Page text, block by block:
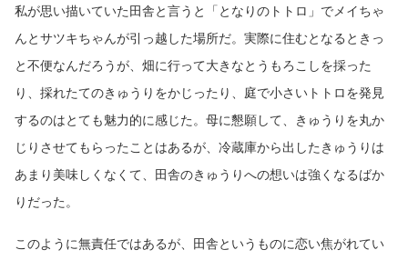
私が思い描いていた田舎と言うと「となりのトトロ」でメイちゃ
んとサツキちゃんが引っ越した場所だ。実際に住むとなるときっ
と不便なんだろうが、畑に行って大きなとうもろこしを採った
り、採れたてのきゅうりをかじったり、庭で小さいトトロを発見
するのはとても魅力的に感じた。母に懇願して、きゅうりを丸か
じりさせてもらったことはあるが、冷蔵庫から出したきゅうりは
あまり美味しくなくて、田舎のきゅうりへの想いは強くなるばか
りだった。
このように無責任ではあるが、田舎というものに恋い焦がれてい